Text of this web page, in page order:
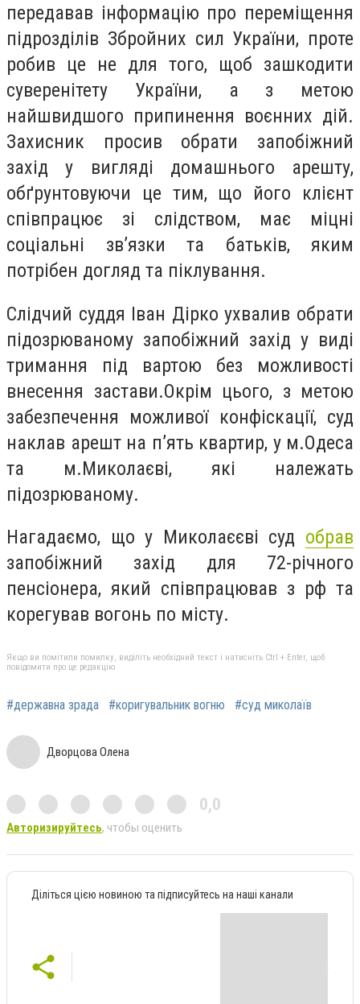
передавав інформацію про переміщення
підрозділів Збройних сил України, проте
робив це не для того, щоб зашкодити
суверенітету України, а з метою
найшвидшого припинення воєнних дій.
Захисник просив обрати запобіжний
захід у вигляді домашнього арешту,
обґрунтовуючи це тим, що його клієнт
співпрацює зі слідством, має міцні
соціальні зв’язки та батьків, яким
потрібен догляд та піклування.
Слідчий суддя Іван Дірко ухвалив обрати
підозрюваному запобіжний захід у виді
тримання під вартою без можливості
внесення застави.Окрім цього, з метою
забезпечення можливої конфіскації, суд
наклав арешт на п’ять квартир, у м.Одеса
та м.Миколаєві, які належать
підозрюваному.
Нагадаємо, що у Миколаєєві суд обрав
запобіжний захід для 72-річного
пенсіонера, який співпрацював з рф та
корегував вогонь по місту.
Якщо ви помітили помилку, виділіть необхідний текст і натисніть Ctrl + Enter, щоб
повідомити про це редакцію
#державна зрада #коригувальник вогню #суд миколаїв
Дворцова Олена
0,0
Авторизируйтесь, чтобы оценить
Діліться цією новиною та підписуйтесь на наші канали